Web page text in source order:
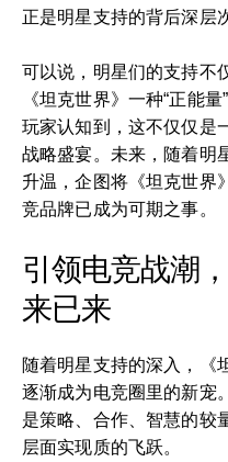
正是明星支持的背后深层
可以说，明星们的支持不
《坦克世界》一种“正能
玩家认知到，这不仅仅是
战略盛宴。未来，随着明
升温，企图将《坦克世界
竞品牌已成为可期之事。
引领电竞战潮
来已来
随着明星支持的深入，《
逐渐成为电竞圈里的新宠
是策略、合作、智慧的较
层面实现质的飞跃。